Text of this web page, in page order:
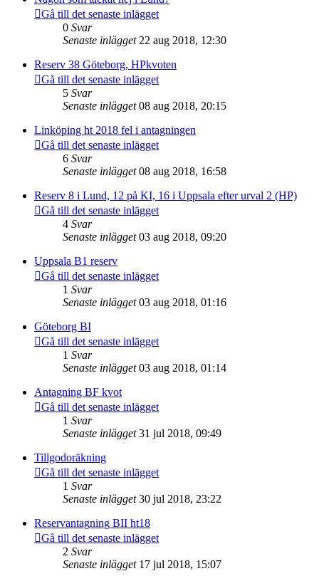
Gå till det senaste inlägget
0 Svar
Senaste inlägget 22 aug 2018, 12:30
Reserv 38 Göteborg, HPkvoten
Gå till det senaste inlägget
5 Svar
Senaste inlägget 08 aug 2018, 20:15
Linköping ht 2018 fel i antagningen
Gå till det senaste inlägget
6 Svar
Senaste inlägget 08 aug 2018, 16:58
Reserv 8 i Lund, 12 på KI, 16 i Uppsala efter urval 2 (HP)
Gå till det senaste inlägget
4 Svar
Senaste inlägget 03 aug 2018, 09:20
Uppsala B1 reserv
Gå till det senaste inlägget
1 Svar
Senaste inlägget 03 aug 2018, 01:16
Göteborg BI
Gå till det senaste inlägget
1 Svar
Senaste inlägget 03 aug 2018, 01:14
Antagning BF kvot
Gå till det senaste inlägget
1 Svar
Senaste inlägget 31 jul 2018, 09:49
Tillgodoräkning
Gå till det senaste inlägget
1 Svar
Senaste inlägget 30 jul 2018, 23:22
Reservantagning BII ht18
Gå till det senaste inlägget
2 Svar
Senaste inlägget 17 jul 2018, 15:07